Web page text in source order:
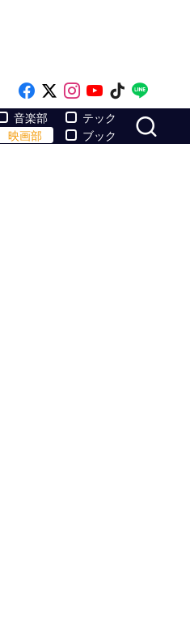
Like on Facebook
Follow on x
Follow on
Follow on
Follow
音楽部
映画部
テック
ブック